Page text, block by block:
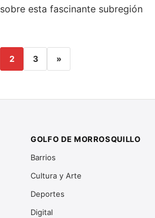
esta fascinante subregión
2 3 »
GOLFO DE MORROSQUILLO
Barrios
Cultura y Arte
Deportes
Digital